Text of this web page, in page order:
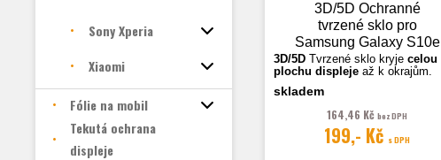
Sony Xperia
Xiaomi
Fólie na mobil
Tekutá ochrana
displeje
3D/5D Ochranné
tvrzené sklo pro
Samsung Galaxy S10e
(G970), černá
3D/5D Tvrzené sklo kryjecelou
plochu displejeaž k okrajům.
Fotografie jsou ilustrační.
skladem
164,46 Kčbez DPH
199,- Kč s DPH